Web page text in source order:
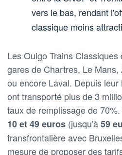
vers le bas, rendant
classique moins
Les Ouigo Trains
gares de Chartres, Le
ou encore Laval. Depuis
ont transporté plus de 3
taux de remplissage de
10 et 49 euros (jusqu'à59
transfrontalière avec
mesure de proposer des